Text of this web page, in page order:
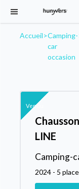
Accueil>Camping-
car
occasion
Vendu
LINE
Camping-
2024 - 5